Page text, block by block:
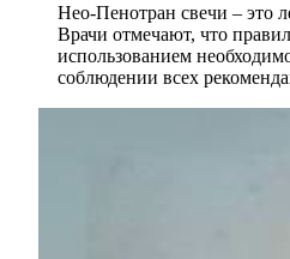
Нео-Пенотран свечи – это
Врачи отмечают, что
использованием
соблюдении всех